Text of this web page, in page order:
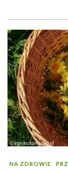
NA ZDROWIE